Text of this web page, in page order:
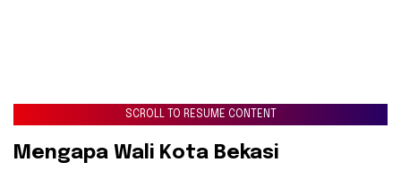
SCROLL TO RESUME CONTENT
​Mengapa Wali Kota Bekasi